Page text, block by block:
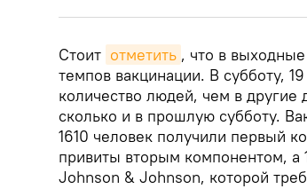
Стоит отметить , что в
темпов вакцинации. В субботу,
количество людей, чем в
сколько и в прошлую субботу.
1610 человек получили первый
привиты вторым компонентом, а
Johnson & Johnson, которой